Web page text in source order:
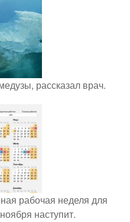
рассказал врач.
рабочая неделя для
наступит.